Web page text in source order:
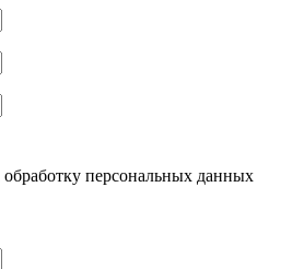
обработку персональных данных